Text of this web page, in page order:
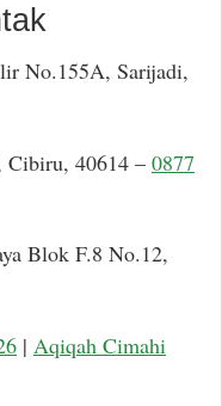
No.155A, Sarijadi,
Cibiru, 40614 – 0877
Blok F.8 No.12,
| Aqiqah Cimahi